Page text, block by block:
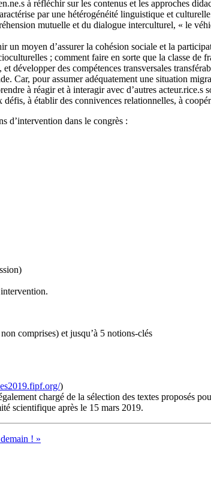
à réfléchir sur les contenus et les approches
par une hétérogénéité linguistique et
mutuelle et du dialogue interculturel, « le
un moyen d’assurer la cohésion sociale et la
; comment faire en sorte que la classe de
des compétences transversales
Car, pour assumer adéquatement une situation
à réagir et à interagir avec d’autres
à établir des connivences relationnelles, à
d’intervention dans le congrès :
comprises) et jusqu’à 5 notions-clés
)
chargé de la sélection des textes proposés
scientifique après le 15 mars 2019.
! »